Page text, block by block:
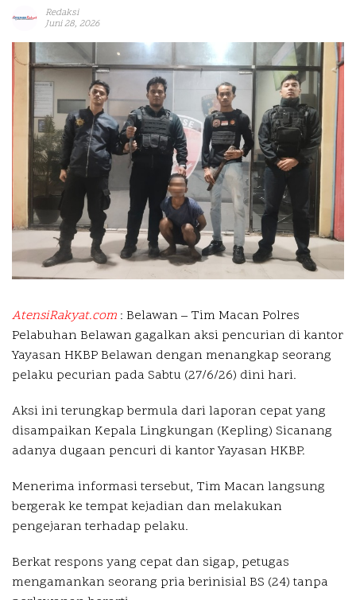
Redaksi
Juni 28, 2026
AtensiRakyat.com : Belawan – Tim Macan Polres
Pelabuhan Belawan gagalkan aksi pencurian di kantor
Yayasan HKBP Belawan dengan menangkap seorang
pelaku pecurian pada Sabtu (27/6/26) dini hari.
Aksi ini terungkap bermula dari laporan cepat yang
disampaikan Kepala Lingkungan (Kepling) Sicanang
adanya dugaan pencuri di kantor Yayasan HKBP.
Menerima informasi tersebut, Tim Macan langsung
bergerak ke tempat kejadian dan melakukan
pengejaran terhadap pelaku.
Berkat respons yang cepat dan sigap, petugas
mengamankan seorang pria berinisial BS (24) tanpa